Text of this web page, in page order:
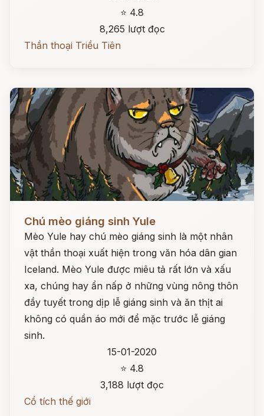
⭐ 4.8
8,265 lượt đọc
Thần thoại Triều Tiên
Chú mèo giáng sinh Yule
Mèo Yule hay chú mèo giáng sinh là một nhân
vật thần thoại xuất hiện trong văn hóa dân gian
Iceland. Mèo Yule được miêu tả rất lớn và xấu
xa, chúng hay ẩn nấp ở những vùng nông thôn
đầy tuyết trong dịp lễ giáng sinh và ăn thịt ai
không có quần áo mới để mặc trước lễ giáng
sinh.
15-01-2020
⭐ 4.8
3,188 lượt đọc
Cổ tích thế giới